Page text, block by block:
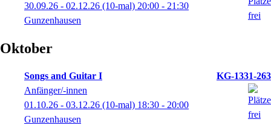
30.09.26 - 02.12.26 (10-mal) 20:00 - 21:30
Gunzenhausen
Oktober
Songs and Guitar I
KG-1331-263
Anfänger/-innen
01.10.26 - 03.12.26 (10-mal) 18:30 - 20:00
Gunzenhausen